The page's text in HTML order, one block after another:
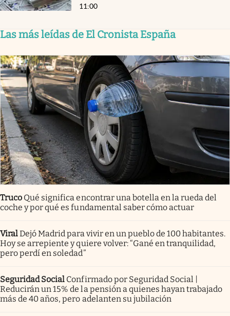
11:00
Las más leídas de El Cronista España
Truco Qué significa encontrar una botella en la rueda del
coche y por qué es fundamental saber cómo actuar
ViralDejó Madrid para vivir en un pueblo de 100 habitantes.
Hoy se arrepiente y quiere volver: “Gané en tranquilidad,
pero perdí en soledad”
Seguridad Social Confirmado por Seguridad Social |
Reducirán un 15% de la pensión a quienes hayan trabajado
más de 40 años, pero adelanten su jubilación